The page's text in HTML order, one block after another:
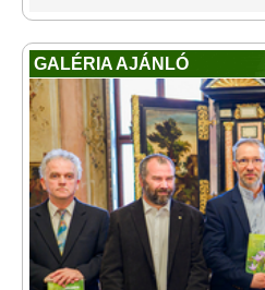
GALÉRIA AJÁNLÓ